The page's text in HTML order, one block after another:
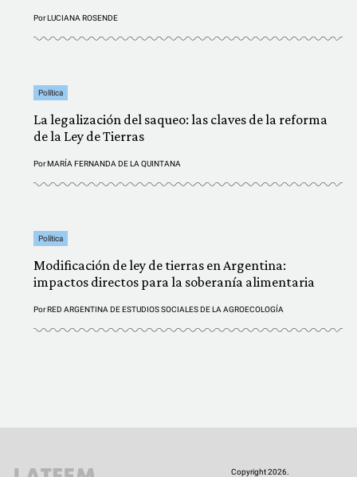
PorLUCIANA ROSENDE
Política
La legalización del saqueo: las claves de la reforma
de la Ley de Tierras
PorMARÍA FERNANDA DE LA QUINTANA
Política
Modificación de ley de tierras en Argentina:
impactos directos para la soberanía alimentaria
PorRED ARGENTINA DE ESTUDIOS SOCIALES DE LA AGROECOLOGÍA
Copyright 2026.